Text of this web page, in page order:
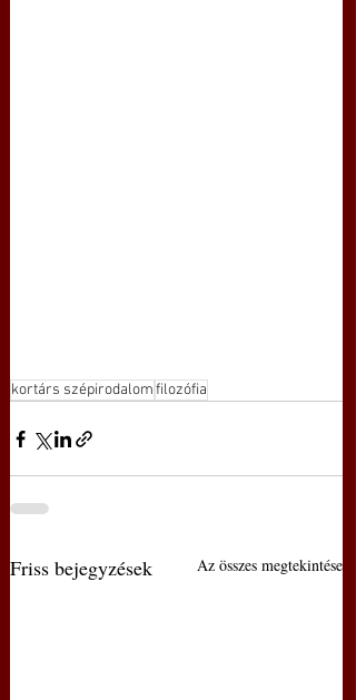
kortárs szépirodalomfilozófia
Friss bejegyzések Az összes megtekintése